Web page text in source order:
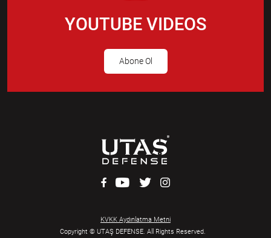
YOUTUBE VIDEOS
Abone Ol
Copyright © UTAŞ DEFENSE. All Rights Reserved.
KVKK Aydınlatma Metni